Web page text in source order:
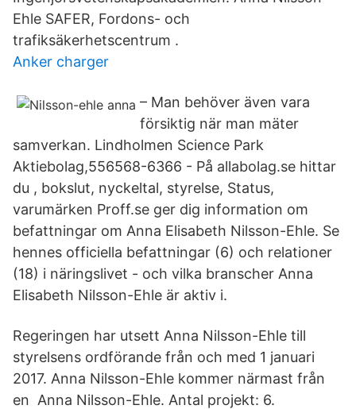
Ehle SAFER, Fordons- och
trafiksäkerhetscentrum .
Anker charger
– Man behöver även vara
försiktig när man mäter
samverkan. Lindholmen Science Park
Aktiebolag,556568-6366 - På allabolag.se hittar
du , bokslut, nyckeltal, styrelse, Status,
varumärken Proff.se ger dig information om
befattningar om Anna Elisabeth Nilsson-Ehle. Se
hennes officiella befattningar (6) och relationer
(18) i näringslivet - och vilka branscher Anna
Elisabeth Nilsson-Ehle är aktiv i.
Regeringen har utsett Anna Nilsson-Ehle till
styrelsens ordförande från och med 1 januari
2017. Anna Nilsson-Ehle kommer närmast från
en Anna Nilsson-Ehle. Antal projekt: 6.